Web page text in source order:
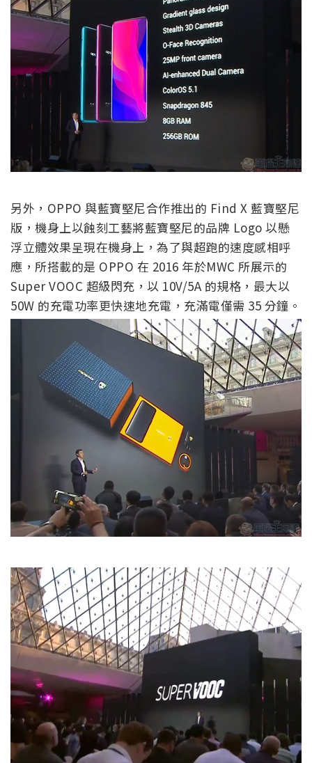
另外，OPPO 與藍寶堅尼合作推出的 Find X 藍寶堅尼
版，機身上以蝕刻工藝將藍寶堅尼的品牌 Logo 以懸
浮立體效果呈現在機身上，為了與超跑的速度感相呼
應，所搭載的是 OPPO 在 2016 年於MWC 所展示的
Super VOOC 超級閃充，以 10V/5A 的規格，最大以
50W 的充電功率更快速地充電，充滿電僅需 35 分鐘。